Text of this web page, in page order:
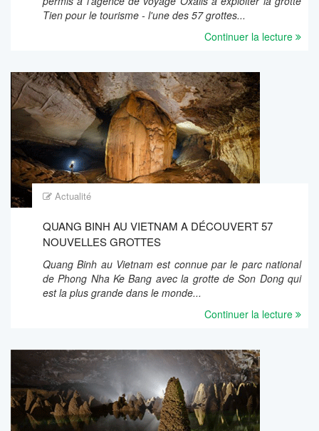
Tien pour le tourisme - l'une des 57 grottes...
Continuer la lecture
Actualité
QUANG BINH AU VIETNAM A DÉCOUVERT 57
NOUVELLES GROTTES
Quang Binh au Vietnam est connue par le parc national
de Phong Nha Ke Bang avec la grotte de Son Dong qui
est la plus grande dans le monde...
Continuer la lecture